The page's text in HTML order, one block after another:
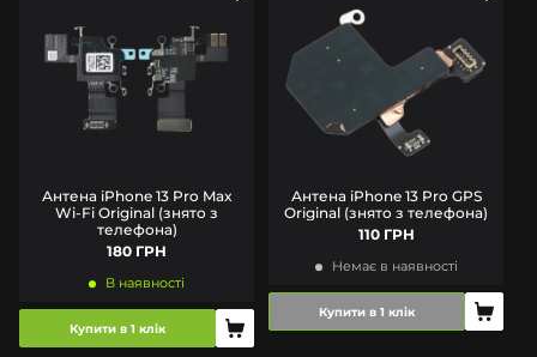
Антена iPhone 13 Pro Max
Wi-Fi Original (знято з
телефона)
180 ГРН
В наявності
Купити в 1 клік
Антена iPhone 13 Pro GPS
Original (знято з телефона)
110 ГРН
Немає в наявності
Купити в 1 клік